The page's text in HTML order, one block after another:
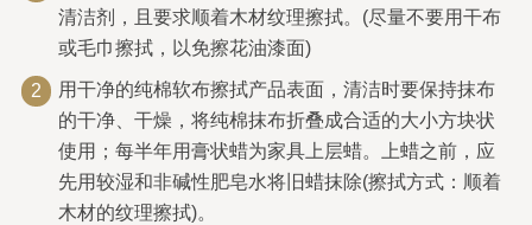
清洁剂，且要求顺着木材纹理擦拭。(尽量不要用干布
或毛巾擦拭，以免擦花油漆面)
2
用干净的纯棉软布擦拭产品表面，清洁时要保持抹布
的干净、干燥，将纯棉抹布折叠成合适的大小方块状
使用；每半年用膏状蜡为家具上层蜡。上蜡之前，应
先用较湿和非碱性肥皂水将旧蜡抹除(擦拭方式：顺着
木材的纹理擦拭)。